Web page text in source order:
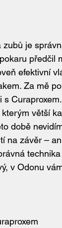
je
předčil
efektivní
Za mě
větší
době
na závěr –
v Odonu